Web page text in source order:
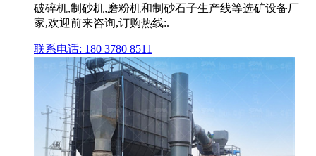
破碎机,制砂机,磨粉机和制砂石子生产线等选矿设备厂
家,欢迎前来咨询,订购热线:.
联系电话: 180 3780 8511